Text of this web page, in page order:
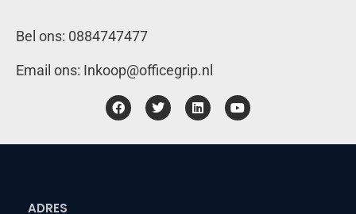
Bel ons: 0884747477
Email ons: Inkoop@officegrip.nl
ADRES